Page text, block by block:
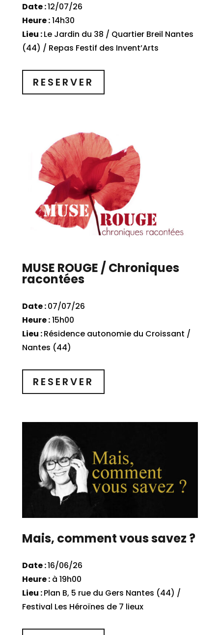
Date :12/07/26
Heure :14h30
Lieu :Le Jardin du 38 / Quartier Breil Nantes
(44) / Repas Festif des Invent’Arts
RESERVER
MUSE ROUGE / Chroniques
racontées
Date :07/07/26
Heure :15h00
Lieu :Résidence autonomie du Croissant /
Nantes (44)
RESERVER
Mais, comment vous savez ?
Date :16/06/26
Heure :à 19h00
Lieu :Plan B, 5 rue du Gers Nantes (44) /
Festival Les Héroïnes de 7 lieux